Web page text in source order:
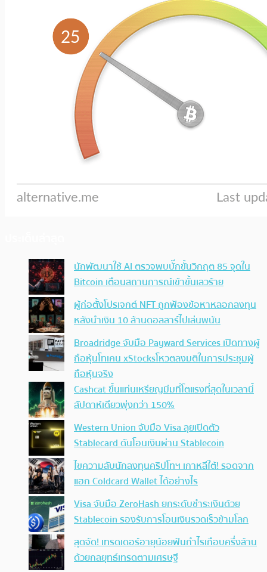
นักพัฒนาใช้ AI ตรวจพบบั๊กขั้นวิกฤต 85 จุดใน
Bitcoin เตือนสถานการณ์เข้าขั้นเลวร้าย
ผู้ก่อตั้งโปรเจกต์ NFT ถูกฟ้องข้อหาหลอกลงทุน
หลังนำเงิน 10 ล้านดอลลาร์ไปเล่นพนัน
Broadridge จับมือ Payward Services เปิดทางผู้
ถือหุ้นโทเคน xStocksโหวตลงมติในการประชุมผู้
ถือหุ้นจริง
Cashcat ขึ้นแท่นเหรียญมีมที่โตแรงที่สุดในเวลานี้
สัปดาห์เดียวพุ่งกว่า 150%
Western Union จับมือ Visa ลุยเปิดตัว
Stablecard ดันโอนเงินผ่าน Stablecoin
ไขความลับนักลงทุนคริปโทฯ เกาหลีใต้! รอดจาก
แฮก Coldcard Wallet ได้อย่างไร
Visa จับมือ ZeroHash ยกระดับชำระเงินด้วย
Stablecoin รองรับการโอนเงินรวดเร็วข้ามโลก
สุดจัด! เทรดเดอร์อายุน้อยฟันกำไรเกือบครึ่งล้าน
ด้วยกลยุทธ์เทรดตามเศรษฐี